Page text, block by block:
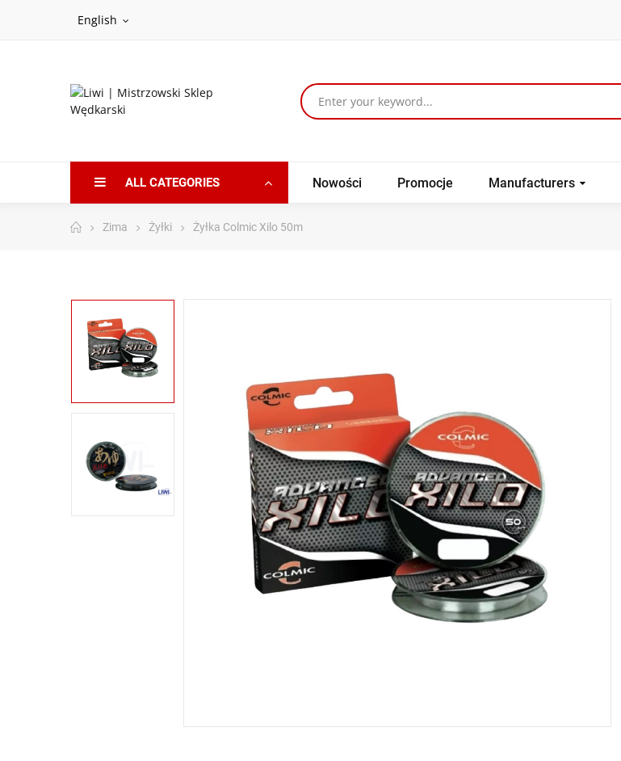
English
ALL CATEGORIES Nowości Promocje Manufacturers
Zima Żyłki Żyłka Colmic Xilo 50m